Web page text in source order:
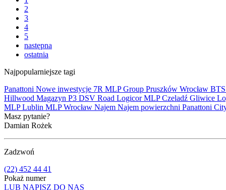
2
3
4
5
następna
ostatnia
Najpopularniejsze tagi
Panattoni Nowe inwestycje 7R MLP Group Pruszków Wrocław BTS
Hillwood Magazyn P3 DSV Road LogicorMLP Czeladź Gliwice
MLP Lublin MLP Wrocław Najem Najem powierzchni Panattoni
Masz pytanie?
Damian Rożek
Zadzwoń
(22) 452 44 41
Pokaż numer
LUB NAPISZ DO NAS